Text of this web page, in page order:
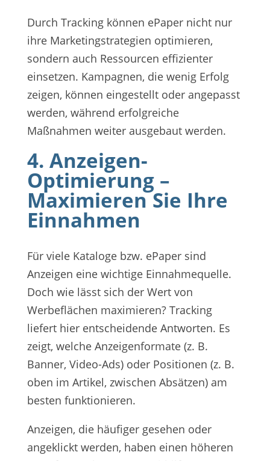
Durch Tracking können ePaper nicht nur
ihre Marketingstrategien optimieren,
sondern auch Ressourcen effizienter
einsetzen. Kampagnen, die wenig Erfolg
zeigen, können eingestellt oder angepasst
werden, während erfolgreiche
Maßnahmen weiter ausgebaut werden.
4. Anzeigen-
Optimierung –
Maximieren Sie Ihre
Einnahmen
Für viele Kataloge bzw. ePaper sind
Anzeigen eine wichtige Einnahmequelle.
Doch wie lässt sich der Wert von
Werbeflächen maximieren? Tracking
liefert hier entscheidende Antworten. Es
zeigt, welche Anzeigenformate (z. B.
Banner, Video-Ads) oder Positionen (z. B.
oben im Artikel, zwischen Absätzen) am
besten funktionieren.
Anzeigen, die häufiger gesehen oder
angeklickt werden, haben einen höheren